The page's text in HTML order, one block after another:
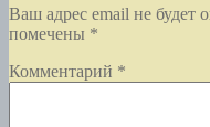
Ваш адрес email не будет
помечены *
Комментарий *